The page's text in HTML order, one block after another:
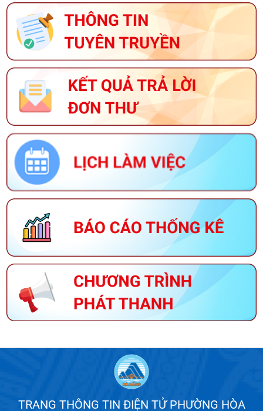
TRANG THÔNG TIN ĐIỆN TỬ PHƯỜNG HÒA